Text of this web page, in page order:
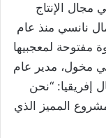
مجال الإنتاج
نانسي منذ عام
مفتوحة لمعجبيها
مخول، مدير عام
“نحن
المميز الذي